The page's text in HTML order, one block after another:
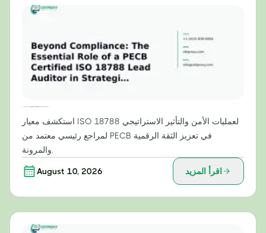
استكشف معيار ISO 18788 لعمليات الأمن والتأثير الاستراتيجي
لمراجع رئيسي معتمد من PECB في تعزيز الثقة الرقمية
August 10, 2026 اقرأ المزيد